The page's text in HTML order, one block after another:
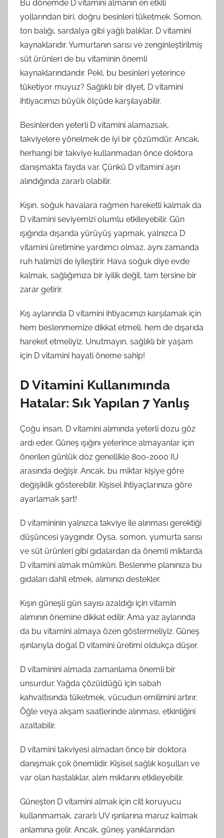
Bu dönemde D vitamini almanın en etkili
yollarından biri, doğru besinleri tüketmek. Somon,
ton balığı, sardalya gibi yağlı balıklar, D vitamini
kaynaklarıdır. Yumurtanın sarısı ve zenginleştirilmiş
süt ürünleri de bu vitaminin önemli
kaynaklarındandır. Peki, bu besinleri yeterince
tüketiyor muyuz? Sağlıklı bir diyet, D vitamini
ihtiyacımızı büyük ölçüde karşılayabilir.
Besinlerden yeterli D vitamini alamazsak,
takviyelere yönelmek de iyi bir çözümdür. Ancak,
herhangi bir takviye kullanmadan önce doktora
danışmakta fayda var. Çünkü D vitamini aşırı
alındığında zararlı olabilir.
Kışın, soğuk havalara rağmen hareketli kalmak da
D vitamini seviyemizi olumlu etkileyebilir. Gün
ışığında dışarıda yürüyüş yapmak, yalnızca D
vitamini üretimine yardımcı olmaz, aynı zamanda
ruh halimizi de iyileştirir. Hava soğuk diye evde
kalmak, sağlığımıza bir iyilik değil, tam tersine bir
zarar getirir.
Kış aylarında D vitamini ihtiyacımızı karşılamak için
hem beslenmemize dikkat etmeli, hem de dışarıda
hareket etmeliyiz. Unutmayın, sağlıklı bir yaşam
için D vitamini hayati öneme sahip!
D Vitamini Kullanımında
Hatalar: Sık Yapılan 7 Yanlış
Çoğu insan, D vitamini alımında yeterli dozu göz
ardı eder. Güneş ışığını yeterince almayanlar için
önerilen günlük doz genellikle 800-2000 IU
arasında değişir. Ancak, bu miktar kişiye göre
değişiklik gösterebilir. Kişisel ihtiyaçlarınıza göre
ayarlamak şart!
D vitamininin yalnızca takviye ile alınması gerektiği
düşüncesi yaygındır. Oysa, somon, yumurta sarısı
ve süt ürünleri gibi gıdalardan da önemli miktarda
D vitamini almak mümkün. Beslenme planınıza bu
gıdaları dahil etmek, alımınızı destekler.
Kışın güneşli gün sayısı azaldığı için vitamin
alımının önemine dikkat edilir. Ama yaz aylarında
da bu vitamini almaya özen göstermeliyiz. Güneş
ışınlarıyla doğal D vitamini üretimi oldukça düşer.
D vitaminini almada zamanlama önemli bir
unsurdur. Yağda çözüldüğü için sabah
kahvaltısında tüketmek, vücudun emilimini artırır.
Öğle veya akşam saatlerinde alınması, etkinliğini
azaltabilir.
D vitamini takviyesi almadan önce bir doktora
danışmak çok önemlidir. Kişisel sağlık koşulları ve
var olan hastalıklar, alım miktarını etkileyebilir.
Güneşten D vitamini almak için cilt koruyucu
kullanmamak, zararlı UV ışınlarına maruz kalmak
anlamına gelir. Ancak, güneş yanıklarından